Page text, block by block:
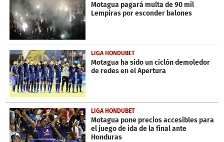
Motagua pagará multa de 90 mil
Lempiras por esconder balones
LIGA HONDUBET
Motagua ha sido un ciclón demoledor
de redes en el Apertura
LIGA HONDUBET
Motagua pone precios accesibles para
el juego de ida de la final ante
Honduras